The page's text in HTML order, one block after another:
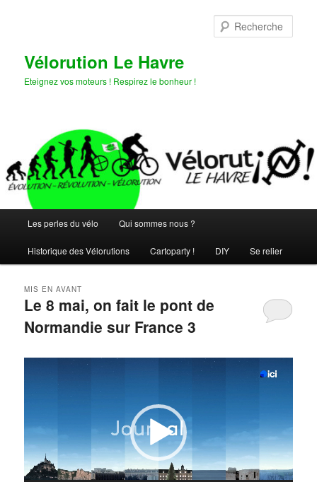
Vélorution Le Havre
Eteignez vos moteurs ! Respirez le bonheur !
principal
Les perles du vélo Qui sommes nous ?
Historique des Vélorutions Cartoparty ! DIY Se relier
Le 8 mai, on fait le pont de
Normandie sur France 3
MIS EN AVANT